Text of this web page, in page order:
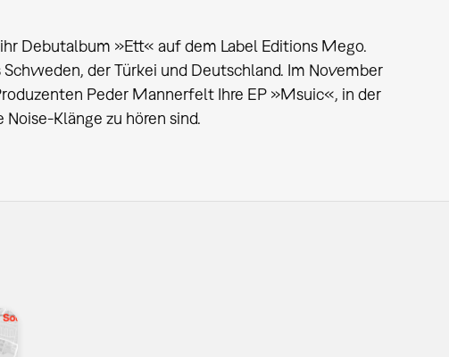
Debutalbum »Ett« auf dem Label Editions Mego.
der Türkei und Deutschland. Im November
Peder Mannerfelt Ihre EP »Msuic«, in der
Klänge zu hören sind.